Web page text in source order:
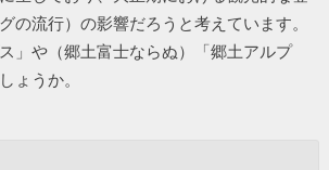
の流行）の影響だろうと考えています。
」や（郷土富士ならぬ）「郷土アルプ
ょうか。